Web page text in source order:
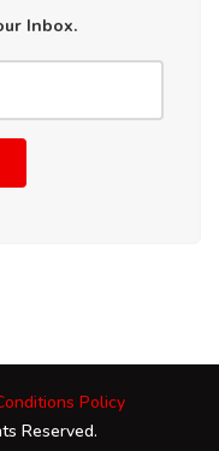
Inbox.
Policy
Reserved.